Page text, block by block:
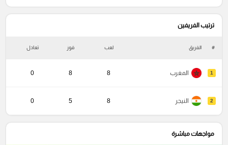
ترتيب الفريفين
# الفريق لعب فوز تعادل
1 المغرب 8
8
0
2 النيجر 8
5
0
مواجهات مباشرة